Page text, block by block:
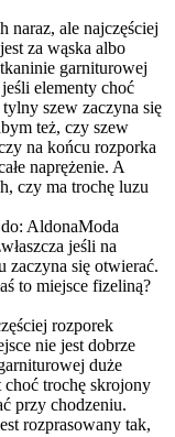
naraz, ale najczęściej
za wąska albo
garniturowej
elementy choć
szew zaczyna się
też, czy szew
na końcu rozporka
naprężenie. A
czy ma trochę luzu
AldonaModa
jeśli na
zaczyna się otwierać.
to miejsce fizeliną?
rozporek
nie jest dobrze
duże
choć trochę skrojony
przy chodzeniu.
rozprasowany tak,